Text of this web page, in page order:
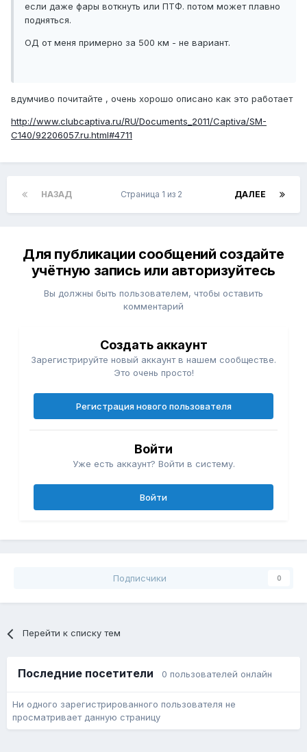
если даже фары воткнуть или ПТФ. потом может плавно
подняться.
ОД от меня примерно за 500 км - не вариант.
вдумчиво почитайте , очень хорошо описано как это работает
http://www.clubcaptiva.ru/RU/Documents_2011/Captiva/SM-
C140/92206057.ru.html#4711
НАЗАД ДАЛЕЕ
Страница 1 из 2
Для публикации сообщений создайте
учётную запись или авторизуйтесь
Вы должны быть пользователем, чтобы оставить
комментарий
Создать аккаунт
Зарегистрируйте новый аккаунт в нашем сообществе.
Это очень просто!
Регистрация нового пользователя
Войти
Уже есть аккаунт? Войти в систему.
Войти
Подписчики 0
Перейти к списку тем
Последние посетители 0 пользователей онлайн
Ни одного зарегистрированного пользователя не
просматривает данную страницу